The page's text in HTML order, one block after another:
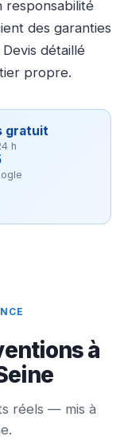
responsabilité
des garanties
détaillé
propre.
gratuit
h
à
réels — mis à